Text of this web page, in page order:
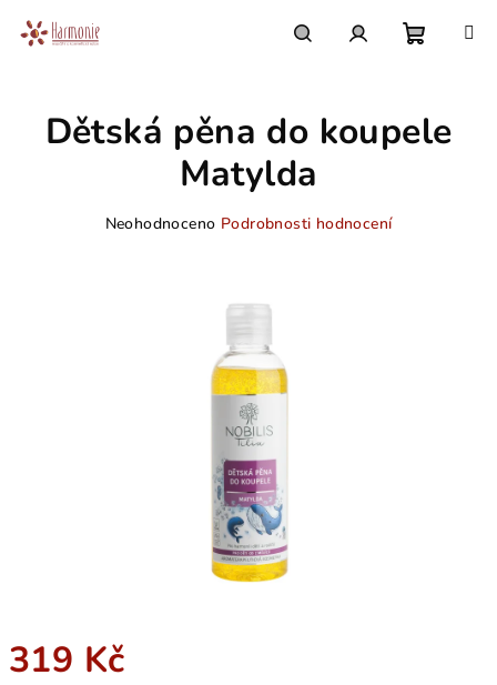
obsah
košík
319 Kč
Dětská pěna do koupele
Matylda
Průměrné
Neohodnoceno Podrobnosti hodnocení